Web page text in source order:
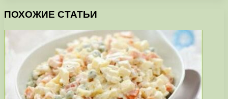
ПОХОЖИЕ СТАТЬИ